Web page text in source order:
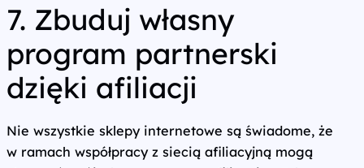
7. Zbuduj własny
program partnerski
dzięki afiliacji
Nie wszystkie sklepy internetowe są świadome, że
w ramach współpracy z siecią afiliacyjną mogą